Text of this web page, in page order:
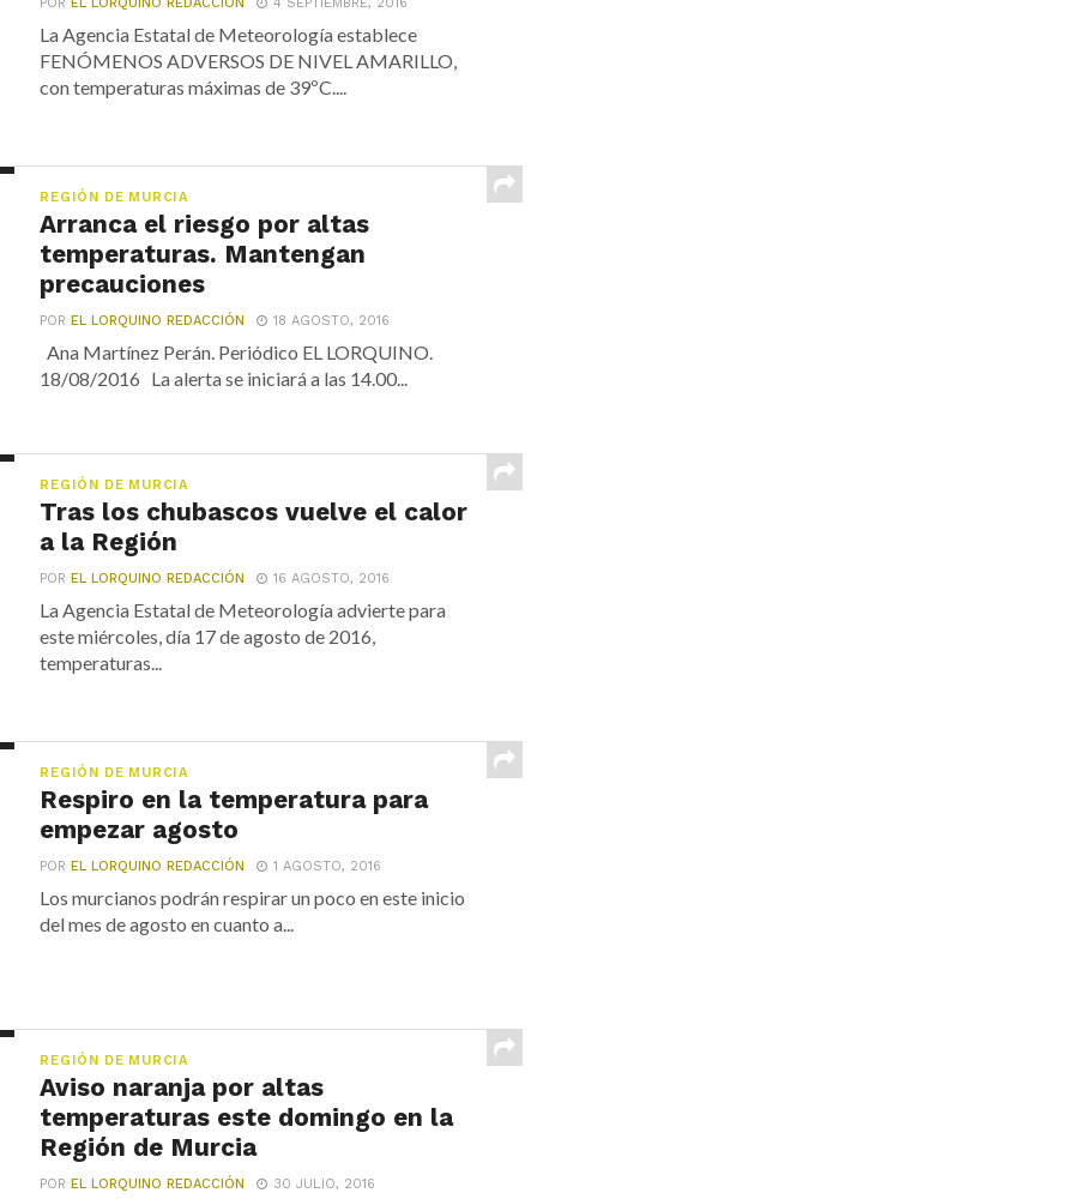
La Agencia Estatal de Meteorología establece
FENÓMENOS ADVERSOS DE NIVEL AMARILLO,
con temperaturas máximas de 39ºC....
REGIÓN DE MURCIA
Arranca el riesgo por altas
temperaturas. Mantengan
precauciones
POREL LORQUINO REDACCIÓN 18 AGOSTO, 2016
Ana Martínez Perán. Periódico EL LORQUINO.
18/08/2016 La alerta se iniciará a las 14.00...
REGIÓN DE MURCIA
Tras los chubascos vuelve el calor
a la Región
POREL LORQUINO REDACCIÓN 16 AGOSTO, 2016
La Agencia Estatal de Meteorología advierte para
este miércoles, día 17 de agosto de 2016,
temperaturas...
REGIÓN DE MURCIA
Respiro en la temperatura para
empezar agosto
POREL LORQUINO REDACCIÓN 1 AGOSTO, 2016
Los murcianos podrán respirar un poco en este inicio
del mes de agosto en cuanto a...
REGIÓN DE MURCIA
Aviso naranja por altas
temperaturas este domingo en la
Región de Murcia
POREL LORQUINO REDACCIÓN 30 JULIO, 2016